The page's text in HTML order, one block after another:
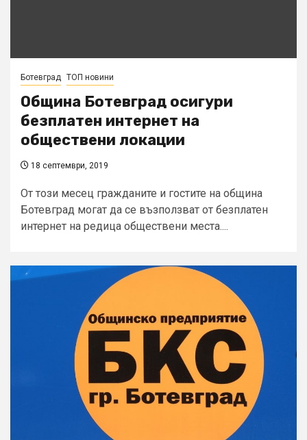
Ботевград ТОП новини
Община Ботевград осигури
безплатен интернет на
обществени локации
18 септември, 2019
От този месец гражданите и гостите на община
Ботевград могат да се възползват от безплатен
интернет на редица обществени места....